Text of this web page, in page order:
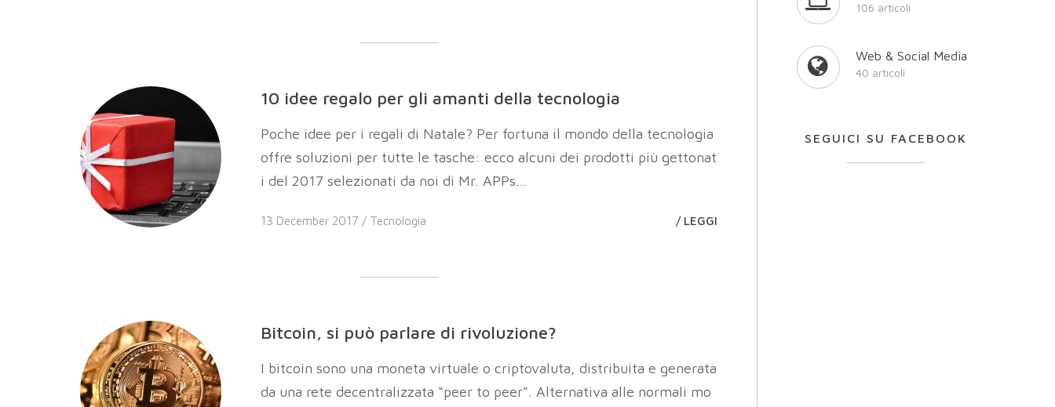
10 idee regalo per gli amanti della tecnologia
Poche idee per i regali di Natale? Per fortuna il mondo della tecnologia
offre soluzioni per tutte le tasche: ecco alcuni dei prodotti più gettonat
i del 2017 selezionati da noi di Mr. APPs...
13 December 2017 / Tecnologia / LEGGI
Bitcoin, si può parlare di rivoluzione?
I bitcoin sono una moneta virtuale o criptovaluta, distribuita e generata
da una rete decentralizzata “peer to peer”. Alternativa alle normali mo
106 articoli
Web & Social Media
40 articoli
SEGUICI SU FACEBOOK